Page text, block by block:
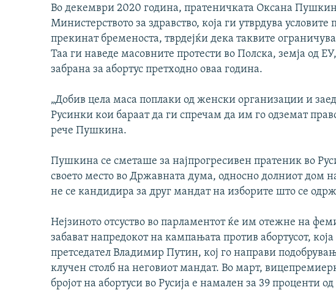
Во декември 2020 година, пратеничката Оксана
Министерството за здравство, која ги утврдува
прекинат бременоста, тврдејќи дека таквите
Таа ги наведе масовните протести во Полска, земја од
забрана за абортус претходно оваа година.
„Добив цела маса поплаки од женски организации и
Русинки кои бараат да ги спречам да им го одземат
рече Пушкина.
Пушкина се сметаше за најпрогресивен пратеник во
своето место во Државната дума, односно долниот дом
не се кандидира за друг мандат на изборите што се
Нејзиното отсуство во парламентот ќе им отежне на
забават напредокот на кампањата против абортусот,
претседател Владимир Путин, кој го направи
клучен столб на неговиот мандат. Во март,
бројот на абортуси во Русија е намален за 39 проценти